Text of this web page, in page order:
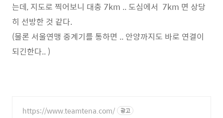
는데, 지도로 찍어보니 대충 7km .. 도심에서 7km 면 상당
히 선방한 것 같다.
(물론 서울연맹 중계기를 통하면 .. 안양까지도 바로 연결이
되긴한다.. )
https://www.teamtena.com/ 광고